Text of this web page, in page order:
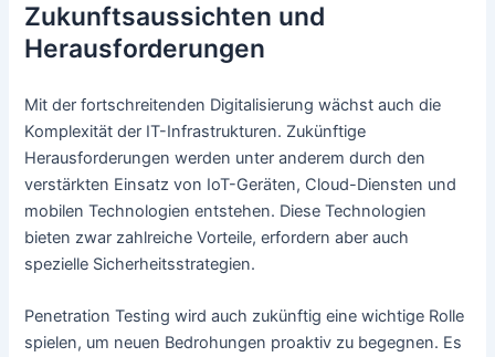
Zukunftsaussichten und
Herausforderungen
Mit der fortschreitenden Digitalisierung wächst auch die
Komplexität der IT-Infrastrukturen. Zukünftige
Herausforderungen werden unter anderem durch den
verstärkten Einsatz von IoT-Geräten, Cloud-Diensten und
mobilen Technologien entstehen. Diese Technologien
bieten zwar zahlreiche Vorteile, erfordern aber auch
spezielle Sicherheitsstrategien.
Penetration Testing wird auch zukünftig eine wichtige Rolle
spielen, um neuen Bedrohungen proaktiv zu begegnen. Es